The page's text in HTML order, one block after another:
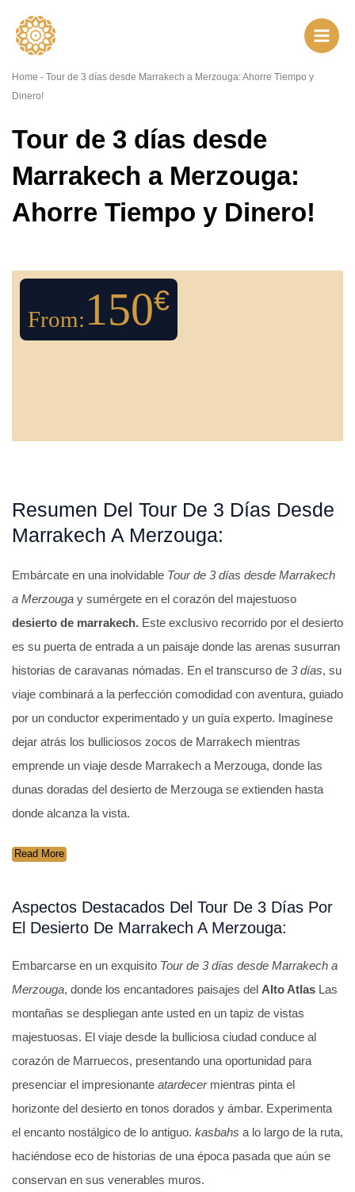
contenido
Home - Tour de 3 días desde Marrakech a Merzouga: Ahorre Tiempo y
Dinero!
Tour de 3 días desde
Marrakech a Merzouga:
Ahorre Tiempo y Dinero!
From: 150€
Resumen Del Tour De 3 Días Desde
Marrakech A Merzouga:
Embárcate en una inolvidable Tour de 3 días desde Marrakech
a Merzouga y sumérgete en el corazón del majestuoso
desierto de marrakech. Este exclusivo recorrido por el desierto
es su puerta de entrada a un paisaje donde las arenas susurran
historias de caravanas nómadas. En el transcurso de 3 días, su
viaje combinará a la perfección comodidad con aventura, guiado
por un conductor experimentado y un guía experto. Imagínese
dejar atrás los bulliciosos zocos de Marrakech mientras
emprende un viaje desde Marrakech a Merzouga, donde las
dunas doradas del desierto de Merzouga se extienden hasta
donde alcanza la vista.
Read More
Aspectos Destacados Del Tour De 3 Días Por
El Desierto De Marrakech A Merzouga:
Embarcarse en un exquisito Tour de 3 días desde Marrakech a
Merzouga, donde los encantadores paisajes del Alto Atlas Las
montañas se despliegan ante usted en un tapiz de vistas
majestuosas. El viaje desde la bulliciosa ciudad conduce al
corazón de Marruecos, presentando una oportunidad para
presenciar el impresionante atardecermientras pinta el
horizonte del desierto en tonos dorados y ámbar. Experimenta
el encanto nostálgico de lo antiguo. kasbahs a lo largo de la ruta,
haciéndose eco de historias de una época pasada que aún se
conservan en sus venerables muros.